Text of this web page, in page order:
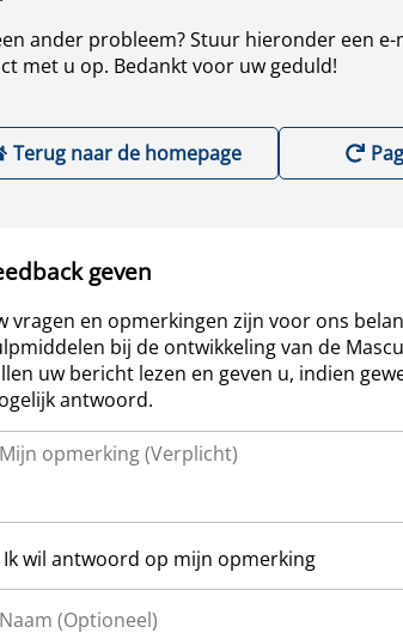
ander probleem? Stuur hieronder een e-
met u op. Bedankt voor uw geduld!
Terug naar de homepage
geven
vragen en opmerkingen zijn voor ons
bij de ontwikkeling van de
uw bericht lezen en geven u, indien
antwoord.
Ik wil antwoord op mijn opmerking